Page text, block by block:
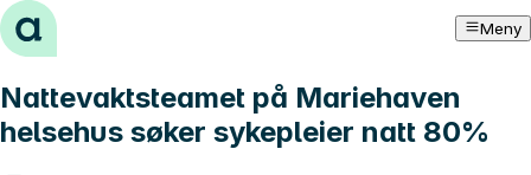
Hopp til innhold Meny
Nattevaktsteamet på Mariehaven
helsehus søker sykepleier natt 80%